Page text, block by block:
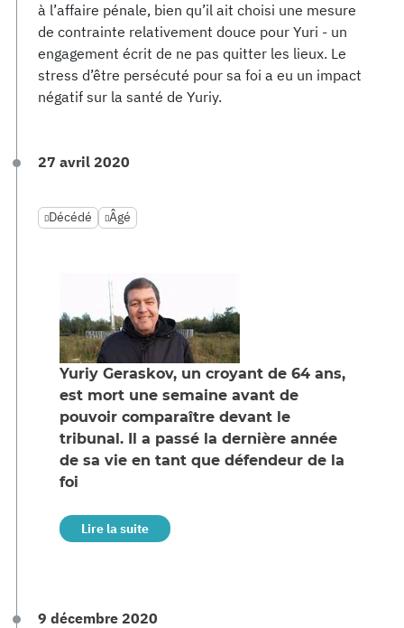
à l’affaire pénale, bien qu’il ait choisi une mesure
de contrainte relativement douce pour Yuri - un
engagement écrit de ne pas quitter les lieux. Le
stress d’être persécuté pour sa foi a eu un impact
négatif sur la santé de Yuriy.
27 avril 2020
Décédé Âgé
Yuriy Geraskov, un croyant de 64 ans,
est mort une semaine avant de
pouvoir comparaître devant le
tribunal. Il a passé la dernière année
de sa vie en tant que défendeur de la
foi
Lire la suite
9 décembre 2020